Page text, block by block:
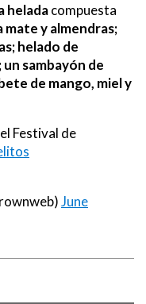
heladacompuesta
y almendras;
helado de
sambayón de
de mango, miel y
Festival de
June